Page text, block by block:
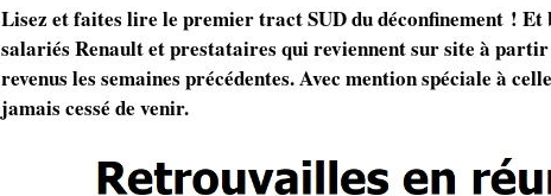
Lisez et faites lire le premier tract SUD du déconfinement ! Et
salariés Renault et prestataires qui reviennent sur site à
revenus les semaines précédentes. Avec mention spéciale à
jamais cessé de venir.